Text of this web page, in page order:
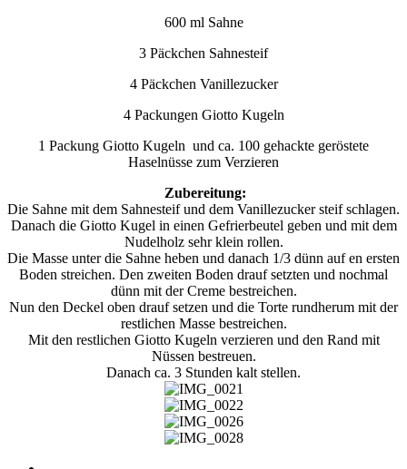
600 ml Sahne
3 Päckchen Sahnesteif
4 Päckchen Vanillezucker
4 Packungen Giotto Kugeln
1 Packung Giotto Kugeln und ca. 100 gehackte geröstete
Haselnüsse zum Verzieren
Zubereitung:
Die Sahne mit dem Sahnesteif und dem Vanillezucker steif schlagen.
Danach die Giotto Kugel in einen Gefrierbeutel geben und mit dem
Nudelholz sehr klein rollen.
Die Masse unter die Sahne heben und danach 1/3 dünn auf en ersten
Boden streichen. Den zweiten Boden drauf setzten und nochmal
dünn mit der Creme bestreichen.
Nun den Deckel oben drauf setzen und die Torte rundherum mit der
restlichen Masse bestreichen.
Mit den restlichen Giotto Kugeln verzieren und den Rand mit
Nüssen bestreuen.
Danach ca. 3 Stunden kalt stellen.